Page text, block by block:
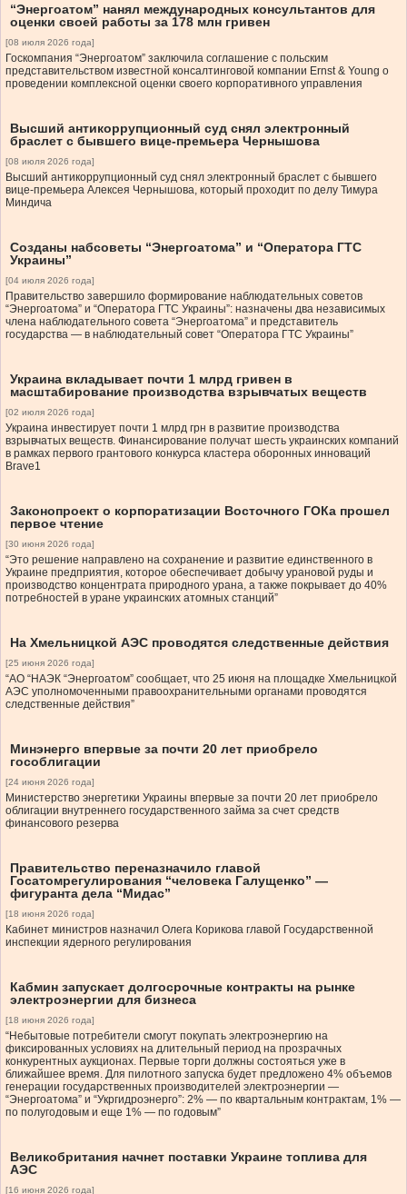
“Энергоатом” нанял международных консультантов для
оценки своей работы за 178 млн гривен
[08 июля 2026 года]
Госкомпания “Энергоатом” заключила соглашение с польским
представительством известной консалтинговой компании Ernst & Young о
проведении комплексной оценки своего корпоративного управления
Высший антикоррупционный суд снял электронный
браслет с бывшего вице-премьера Чернышова
[08 июля 2026 года]
Высший антикоррупционный суд снял электронный браслет с бывшего
вице-премьера Алексея Чернышова, который проходит по делу Тимура
Миндича
Созданы набсоветы “Энергоатома” и “Оператора ГТС
Украины”
[04 июля 2026 года]
Правительство завершило формирование наблюдательных советов
“Энергоатома” и “Оператора ГТС Украины”: назначены два независимых
члена наблюдательного совета “Энергоатома” и представитель
государства — в наблюдательный совет “Оператора ГТС Украины”
Украина вкладывает почти 1 млрд гривен в
масштабирование производства взрывчатых веществ
[02 июля 2026 года]
Украина инвестирует почти 1 млрд грн в развитие производства
взрывчатых веществ. Финансирование получат шесть украинских компаний
в рамках первого грантового конкурса кластера оборонных инноваций
Brave1
Законопроект о корпоратизации Восточного ГОКа прошел
первое чтение
[30 июня 2026 года]
“Это решение направлено на сохранение и развитие единственного в
Украине предприятия, которое обеспечивает добычу урановой руды и
производство концентрата природного урана, а также покрывает до 40%
потребностей в уране украинских атомных станций”
На Хмельницкой АЭС проводятся следственные действия
[25 июня 2026 года]
“АО “НАЭК “Энергоатом” сообщает, что 25 июня на площадке Хмельницкой
АЭС уполномоченными правоохранительными органами проводятся
следственные действия”
Минэнерго впервые за почти 20 лет приобрело
гособлигации
[24 июня 2026 года]
Министерство энергетики Украины впервые за почти 20 лет приобрело
облигации внутреннего государственного займа за счет средств
финансового резерва
Правительство переназначило главой
Госатомрегулирования “человека Галущенко” —
фигуранта дела “Мидас”
[18 июня 2026 года]
Кабинет министров назначил Олега Корикова главой Государственной
инспекции ядерного регулирования
Кабмин запускает долгосрочные контракты на рынке
электроэнергии для бизнеса
[18 июня 2026 года]
“Небытовые потребители смогут покупать электроэнергию на
фиксированных условиях на длительный период на прозрачных
конкурентных аукционах. Первые торги должны состояться уже в
ближайшее время. Для пилотного запуска будет предложено 4% объемов
генерации государственных производителей электроэнергии —
“Энергоатома” и “Укргидроэнерго”: 2% — по квартальным контрактам, 1% —
по полугодовым и еще 1% — по годовым”
Великобритания начнет поставки Украине топлива для
АЭС
[16 июня 2026 года]